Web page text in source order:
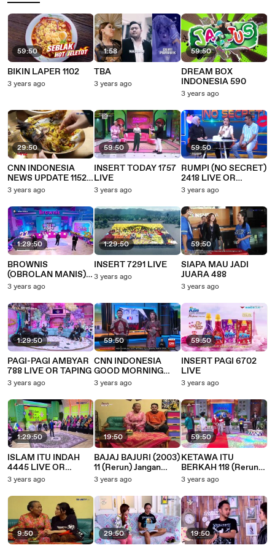
59:50
BIKIN LAPER 1102
3 years ago
29:50
CNN INDONESIA
NEWS UPDATE 1152
LIVE
3 years ago
1:29:50
BROWNIS
(OBROLAN MANIS)
1664 LIVE
3 years ago
1:29:50
PAGI-PAGI AMBYAR
788 LIVE OR TAPING
3 years ago
1:29:50
ISLAM ITU INDAH
4445 LIVE OR
TAPING
3 years ago
9:50
1:58
TBA
3 years ago
59:50
INSERT TODAY 1757
LIVE
3 years ago
1:29:50
INSERT 7291 LIVE
3 years ago
59:50
CNN INDONESIA
GOOD MORNING
1852 LIVE
3 years ago
19:50
BAJAJ BAJURI (2003)
11 (Rerun) Jangan
Takut Perut Gendut
3 years ago
29:50
59:50
DREAM BOX
INDONESIA 590
3 years ago
59:50
RUMPI (NO SECRET)
2418 LIVE OR
TAPING
3 years ago
59:50
SIAPA MAU JADI
JUARA 488
3 years ago
59:50
INSERT PAGI 6702
LIVE
3 years ago
59:50
KETAWA ITU
BERKAH 118 (Rerun)
Ferry Maryadi
3 years ago
19:50